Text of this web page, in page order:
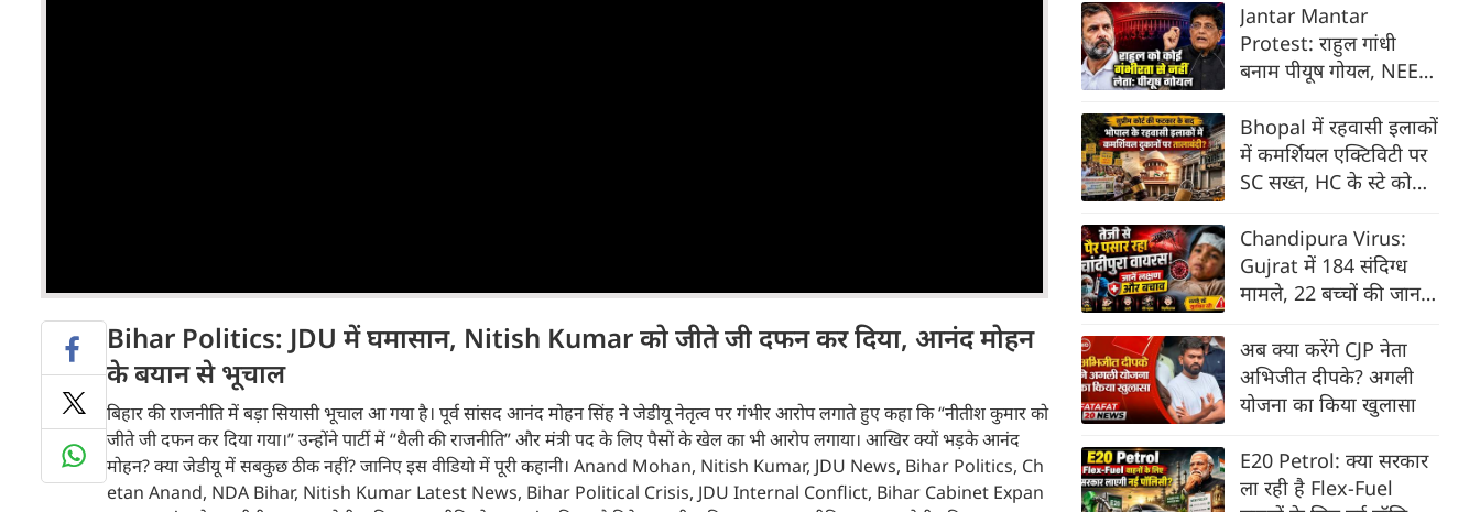
Bihar Politics: JDU में घमासान, Nitish Kumar को जीते जी दफन कर दिया, आनंद मोहन
के बयान से भूचाल
बिहार की राजनीति में बड़ा सियासी भूचाल आ गया है। पूर्व सांसद आनंद मोहन सिंह ने जेडीयू नेतृत्व पर गंभीर आरोप लगाते हुए कहा कि “नीतीश कुमार को
जीते जी दफन कर दिया गया।” उन्होंने पार्टी में “थैली की राजनीति” और मंत्री पद के लिए पैसों के खेल का भी आरोप लगाया। आखिर क्यों भड़के आनंद
मोहन? क्या जेडीयू में सबकुछ ठीक नहीं? जानिए इस वीडियो में पूरी कहानी। Anand Mohan, Nitish Kumar, JDU News, Bihar Politics, Ch
etan Anand, NDA Bihar, Nitish Kumar Latest News, Bihar Political Crisis, JDU Internal Conflict, Bihar Cabinet Expan
Jong Un
Jantar Mantar
Protest: राहुल गांधी
बनाम पीयूष गोयल, NEET
राजनीति?
Bhopal में रहवासी इलाकों
में कमर्शियल एक्टिविटी पर
SC सख्त, HC के स्टे को
Chandipura Virus:
Gujrat में 184 संदिग्ध
मामले, 22 बच्चों की जान
लक्षण और बचाव
अब क्या करेंगे CJP नेता
अभिजीत दीपके? अगली
योजना का किया खुलासा
E20 Petrol: क्या सरकार
ला रही है Flex-Fuel